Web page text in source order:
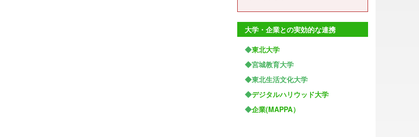
大学・企業との実効的な連携
◆東北大学
◆宮城教育大学
◆東北生活文化大学
◆デジタルハリウッド大学
◆企業(MAPPA）